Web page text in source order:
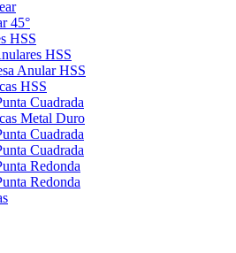
45°
HSS
HSS
Anular HSS
HSS
Cuadrada
Metal Duro
Cuadrada
Cuadrada
Redonda
Redonda